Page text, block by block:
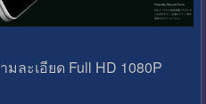
ละเอียด Full HD 1080P